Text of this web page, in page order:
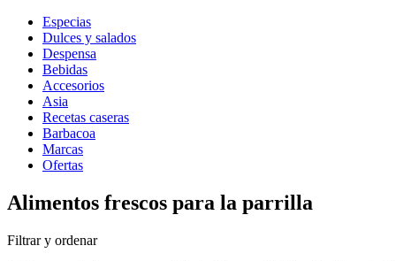
Especias
Dulces y salados
Despensa
Bebidas
Accesorios
Asia
Recetas caseras
Barbacoa
Marcas
Ofertas
Alimentos frescos para la parrilla
Filtrar y ordenar